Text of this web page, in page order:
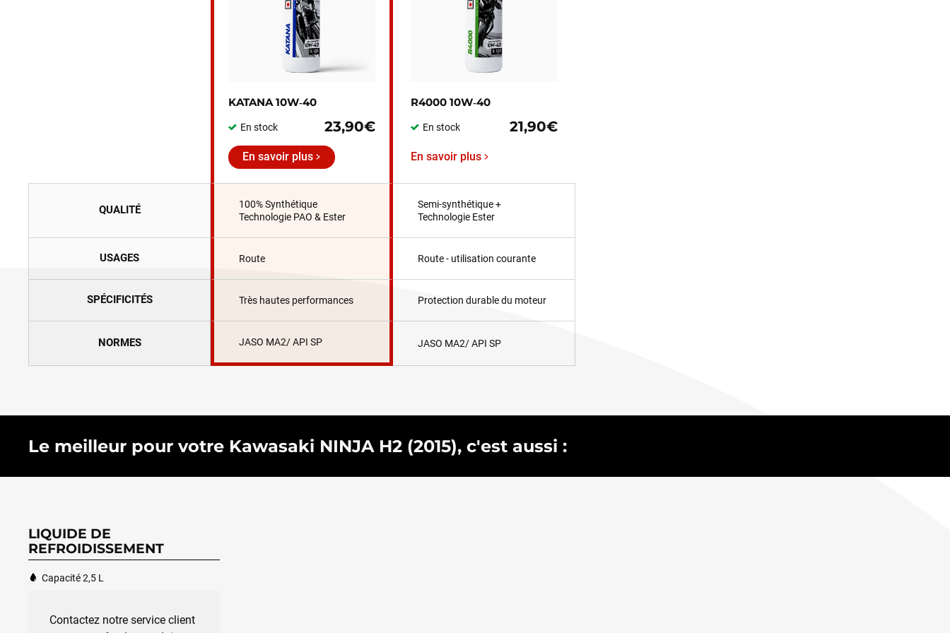
KATANA 10W‑40
En stock 23,90€
R4000 10W‑40
En stock 21,90€
En savoir plus En savoir plus
QUALITÉ
100% Synthétique
Technologie PAO & Ester
Semi-synthétique +
Technologie Ester
USAGES Route Route - utilisation courante
SPÉCIFICITÉS Très hautes performances Protection durable du moteur
NORMES JASO MA2/ API SP JASO MA2/ API SP
Le meilleur pour votre Kawasaki NINJA H2 (2015), c'est aussi :
LIQUIDE DE
REFROIDISSEMENT
Capacité 2,5 L
Contactez notre service client